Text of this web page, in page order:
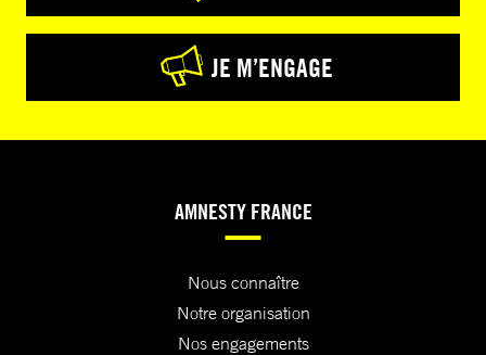
JE M’ENGAGE
AMNESTY FRANCE
Nous connaître
Notre organisation
Nos engagements